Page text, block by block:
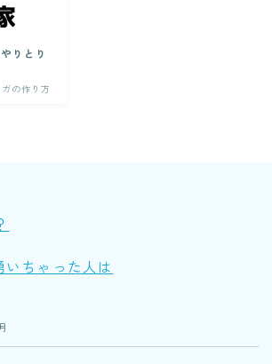
りとり
の作り方
ちゃった人は